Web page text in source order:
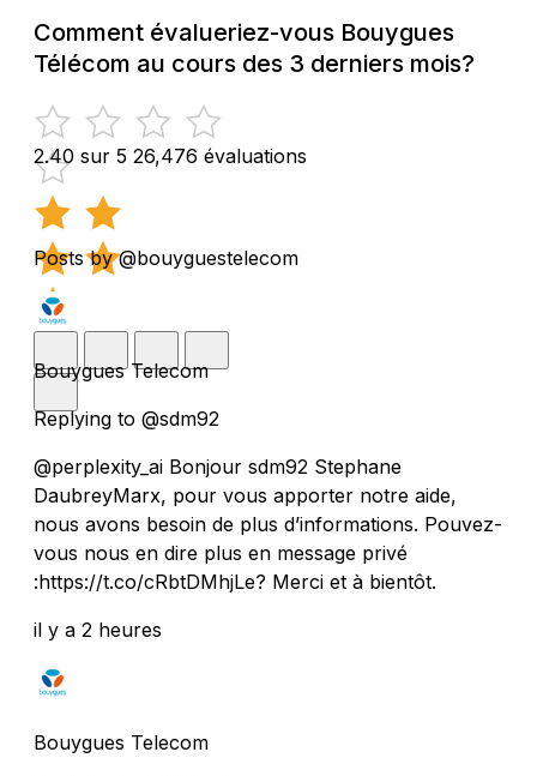
Comment évalueriez-vous Bouygues
Télécom au cours des 3 derniers mois?
2.40 sur 5 26,476 évaluations
Posts by @bouyguestelecom
Bouygues Telecom
Replying to @sdm92
@perplexity_ai Bonjour sdm92 Stephane
DaubreyMarx, pour vous apporter notre aide,
nous avons besoin de plus d’informations. Pouvez-
vous nous en dire plus en message privé
:https://t.co/cRbtDMhjLe? Merci et à bientôt.
il y a 2 heures
Bouygues Telecom